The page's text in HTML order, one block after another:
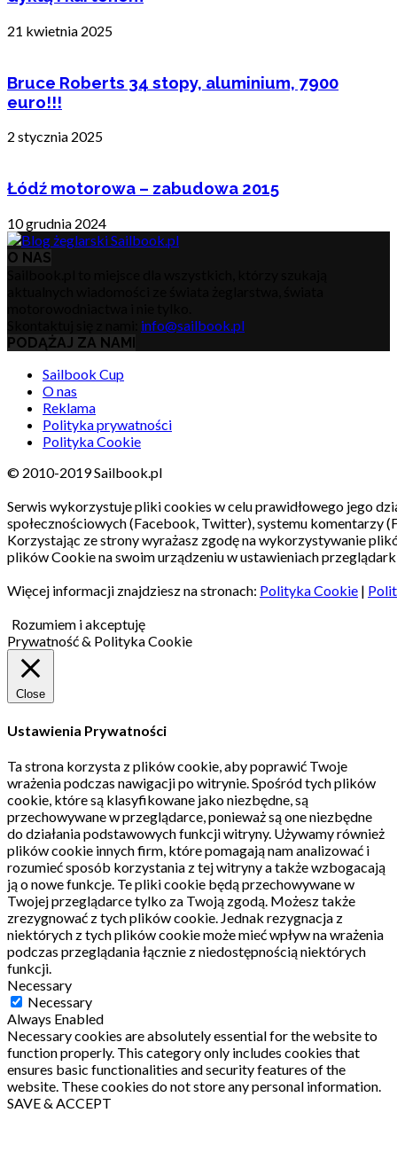
21 kwietnia 2025
Bruce Roberts 34 stopy, aluminium, 7900
euro!!!
2 stycznia 2025
Łódź motorowa – zabudowa 2015
10 grudnia 2024
O NAS
info@sailbook.pl
PODĄŻAJ ZA NAMI
Sailbook Cup
O nas
Reklama
Polityka prywatności
Polityka Cookie
© 2010-2019 Sailbook.pl
Serwis wykorzystuje pliki cookies w celu prawidłowego jego
społecznościowych (Facebook, Twitter), systemu komentarzy
Korzystając ze strony wyrażasz zgodę na wykorzystywanie
plików Cookie na swoim urządzeniu w ustawieniach
Więcej informacji znajdziesz na stronach: Polityka Cookie |
Rozumiem i akceptuję
Prywatność & Polityka Cookie
Close
Ustawienia Prywatności
Ta strona korzysta z plików cookie, aby poprawić Twoje
wrażenia podczas nawigacji po witrynie.Spośród tych plików
cookie, które są klasyfikowane jako niezbędne, są
przechowywane w przeglądarce, ponieważ są one niezbędne
do działania podstawowych funkcji witryny. Używamy również
plików cookie innych firm, które pomagają nam analizować i
rozumieć sposób korzystania z tej witryny a także wzbogacają
ją o nowe funkcje. Te pliki cookie będą przechowywane w
Twojej przeglądarce tylko za Twoją zgodą. Możesz także
zrezygnować z tych plików cookie. Jednak rezygnacja z
niektórych z tych plików cookie może mieć wpływ na wrażenia
podczas przeglądania łącznie z niedostępnością niektórych
funkcji.
Necessary
Necessary
Always Enabled
Necessary cookies are absolutely essential for the website to
function properly. This category only includes cookies that
ensures basic functionalities and security features of the
website. These cookies do not store any personal information.
SAVE & ACCEPT